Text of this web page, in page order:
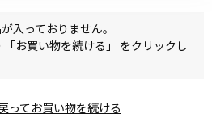
入っておりません。
お買い物を続ける」 をクリックし
ってお買い物を続ける